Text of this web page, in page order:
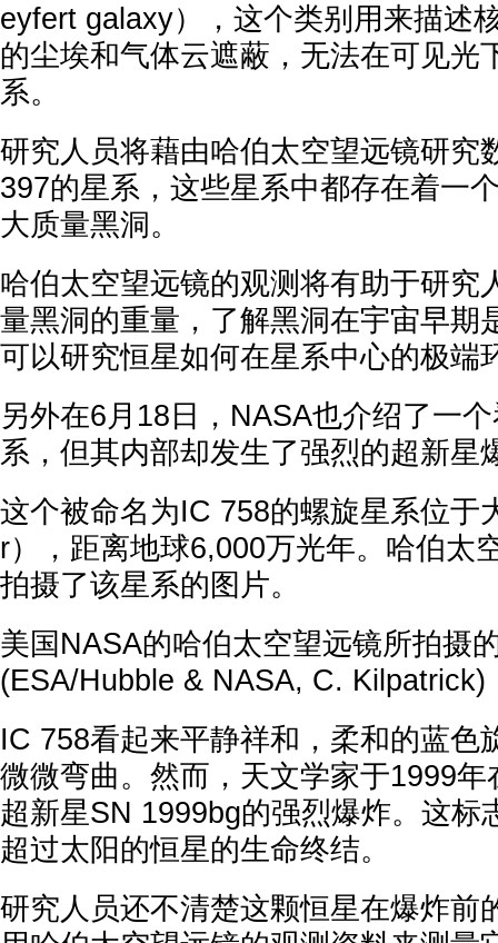
eyfert galaxy），这个类别用来描述
的尘埃和气体云遮蔽，无法在可见光
系。
研究人员将藉由哈伯太空望远镜研究
397的星系，这些星系中都存在着一
大质量黑洞。
哈伯太空望远镜的观测将有助于研究
量黑洞的重量，了解黑洞在宇宙早期
可以研究恒星如何在星系中心的极端
另外在6月18日，NASA也介绍了一
系，但其内部却发生了强烈的超新星
这个被命名为IC 758的螺旋星系位于
r），距离地球6,000万光年。哈伯太
拍摄了该星系的图片。
美国NASA的哈伯太空望远镜所拍摄
(ESA/Hubble & NASA, C. Kilpatrick)
IC 758看起来平静祥和，柔和的蓝色
微微弯曲。然而，天文学家于1999
超新星SN 1999bg的强烈爆炸。这标
超过太阳的恒星的生命终结。
研究人员还不清楚这颗恒星在爆炸前